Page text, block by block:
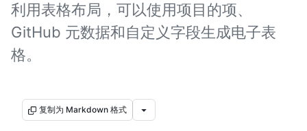
利用表格布局，可以使用项目的项、
GitHub 元数据和自定义字段生成电子表
格。
复制为 Markdown 格式